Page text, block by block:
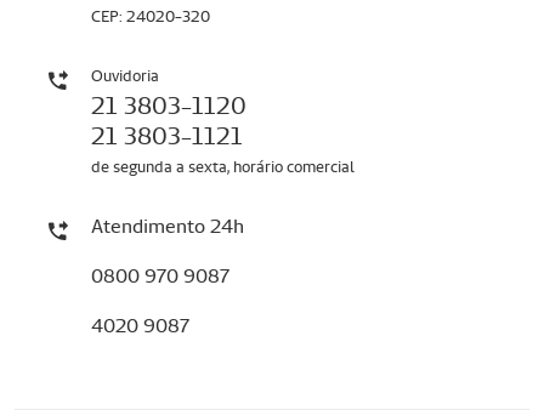
CEP: 24020-320
Ouvidoria
21 3803-1120
21 3803-1121
de segunda a sexta, horário comercial
Atendimento 24h
0800 970 9087
4020 9087